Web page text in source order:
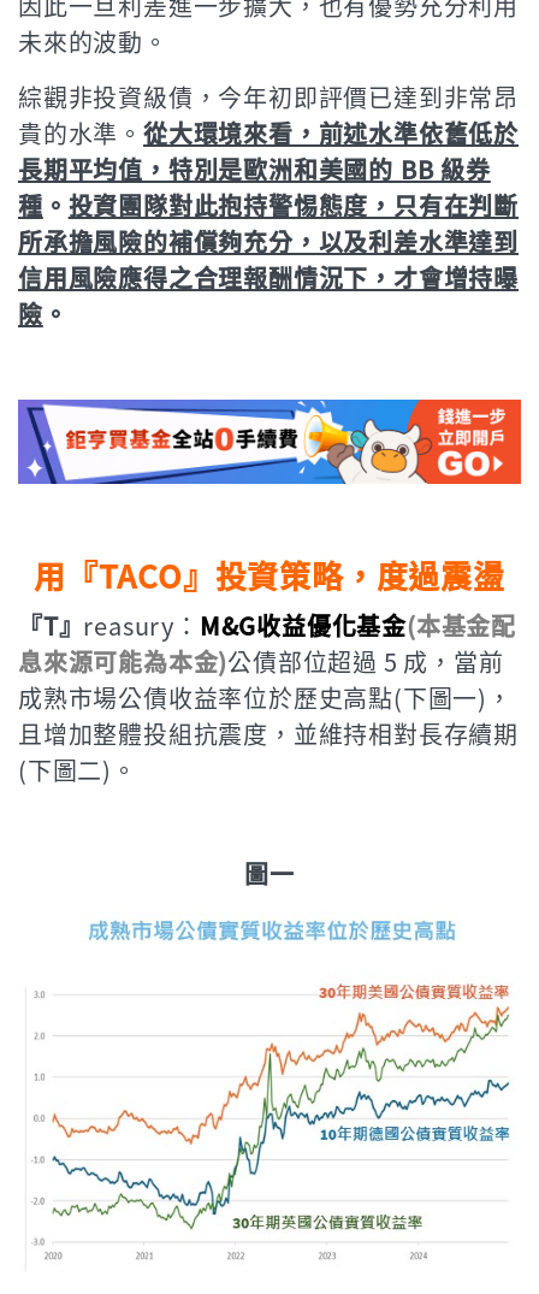
未來的波動。
綜觀非投資級債，今年初即評價已達到非常昂
貴的水準。 從大環境來看，前述水準依舊低於
長期平均值，特別是歐洲和美國的 BB 級券
種 。 投資團隊對此抱持警惕態度，只有在判斷
所承擔風險的補償夠充分，以及利差水準達到
信用風險應得之合理報酬情況下，才會增持曝
險 。
用『TACO』投資策略，度過震盪
『T』 reasury： M&G收益優化基金(本基金配
息來源可能為本金)公債部位超過 5 成，當前
成熟市場公債收益率位於歷史高點(下圖一)，
且增加整體投組抗震度，並維持相對長存續期
(下圖二)。
圖一